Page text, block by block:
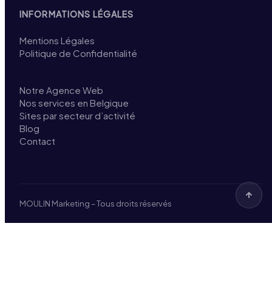
INFORMATIONS LÉGALES
Mentions Légales
Politique de Confidentialité
Notre Agence Web
Nos services en Belgique
Sites par secteur d’activité
Blog
Contact
MOULIN Marketing – Tous droits réservés